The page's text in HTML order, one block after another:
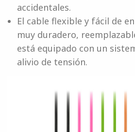
accidentales.
El cable flexible y fácil de
muy duradero,
está equipado con un
alivio de tensión.